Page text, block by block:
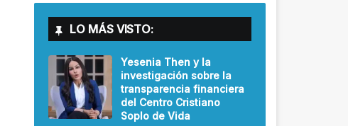
LO MÁS VISTO:
Yesenia Then y la
investigación sobre la
transparencia financiera
del Centro Cristiano
Soplo de Vida